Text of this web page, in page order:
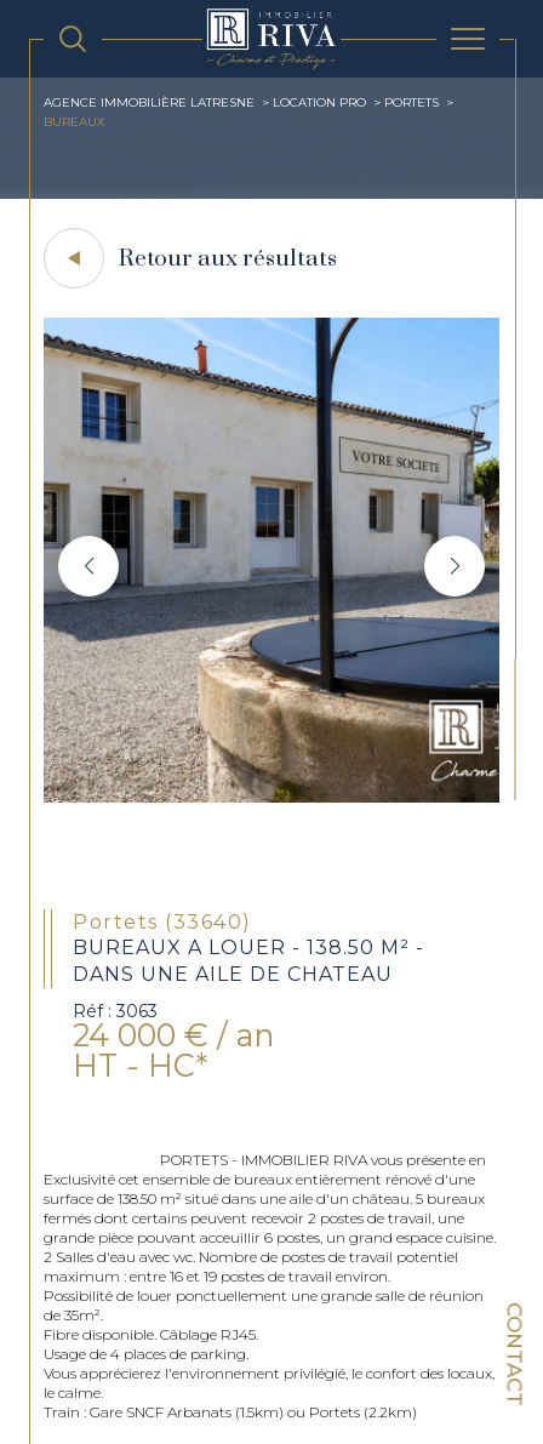
CONTACT
AGENCE IMMOBILIÈRE LATRESNE LOCATION PRO
PORTETS
BUREAUX
Retour aux résultats
Portets (33640)
BUREAUX A LOUER - 138.50 M² -
DANS UNE AILE DE CHATEAU
Réf : 3063
24 000 € / an
HT - HC*
Exclusivité cet ensemble de bureaux entièrement rénové d'une
surface de 138.50 m² situé dans une aile d'un château. 5 bureaux
fermés dont certains peuvent recevoir 2 postes de travail, une
grande pièce pouvant acceuillir 6 postes, un grand espace cuisine.
2 Salles d'eau avec wc. Nombre de postes de travail potentiel
maximum : entre 16 et 19 postes de travail environ.
Possibilité de louer ponctuellement une grande salle de réunion
de 35m².
Fibre disponible. Câblage RJ45.
Usage de 4 places de parking.
Vous apprécierez l'environnement privilégié, le confort des locaux,
le calme.
Train : Gare SNCF Arbanats (1.5km) ou Portets (2.2km)